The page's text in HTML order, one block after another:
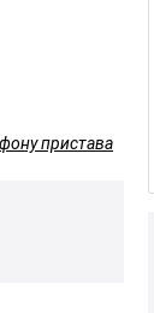
пристава